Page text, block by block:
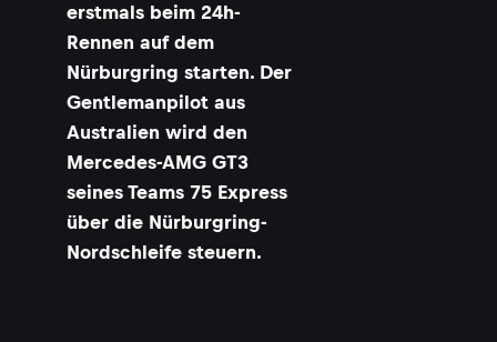
erstmals beim 24h-
Rennen auf dem
Nürburgring starten. Der
Gentlemanpilot aus
Australien wird den
Mercedes-AMG GT3
seines Teams 75 Express
über die Nürburgring-
Nordschleife steuern.